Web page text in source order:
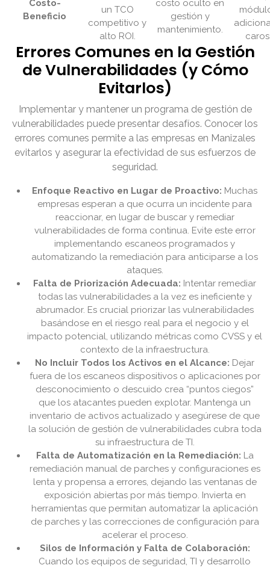
Costo-
Beneficio
un TCO
competitivo y
alto ROI.
costo oculto en
gestión y
mantenimiento.
Errores Comunes en la Gestión
de Vulnerabilidades (y Cómo
Evitarlos)
Implementar y mantener un programa de gestión de
vulnerabilidades puede presentar desafíos. Conocer los
errores comunes permite a las empresas en Manizales
evitarlos y asegurar la efectividad de sus esfuerzos de
seguridad.
Enfoque Reactivo en Lugar de Proactivo: Muchas
empresas esperan a que ocurra un incidente para
reaccionar, en lugar de buscar y remediar
vulnerabilidades de forma continua. Evite este error
implementando escaneos programados y
automatizando la remediación para anticiparse a los
ataques.
Falta de Priorización Adecuada: Intentar remediar
todas las vulnerabilidades a la vez es ineficiente y
abrumador. Es crucial priorizar las vulnerabilidades
basándose en el riesgo real para el negocio y el
impacto potencial, utilizando métricas como CVSS y el
contexto de la infraestructura.
No Incluir Todos los Activos en el Alcance: Dejar
fuera de los escaneos dispositivos o aplicaciones por
desconocimiento o descuido crea “puntos ciegos”
que los atacantes pueden explotar. Mantenga un
inventario de activos actualizado y asegúrese de que
la solución de gestión de vulnerabilidades cubra toda
su infraestructura de TI.
Falta de Automatización en la Remediación: La
remediación manual de parches y configuraciones es
lenta y propensa a errores, dejando las ventanas de
exposición abiertas por más tiempo. Invierta en
herramientas que permitan automatizar la aplicación
de parches y las correcciones de configuración para
acelerar el proceso.
Silos de Información y Falta de Colaboración:
Cuando los equipos de seguridad, TI y desarrollo